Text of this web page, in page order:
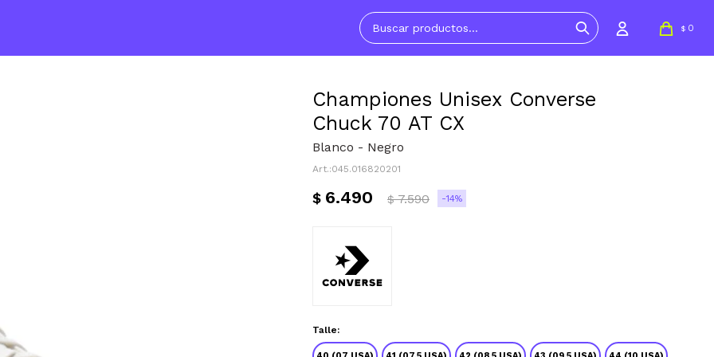
$ 0
Championes Unisex Converse
Chuck 70 AT CX
Blanco - Negro
045.016820201
$ 6.490 $ 7.590 14
Talle: